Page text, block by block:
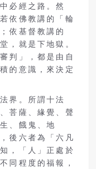
必經之路。然
依佛教講的「輪
依基督教講的
，就是下地獄。
判」，都是由自
的意識，來決定
界。所謂十法
菩薩、緣覺、聲
、餓鬼、地
後六者為「六凡
，「人」正處於
同程度的福報，